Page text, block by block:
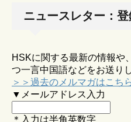
ニュースレター：登
HSKに関する最新の情報や
つ一言中国語などをお送り
＞＞過去のメルマガはこちら
▼メールアドレス入力
＊入力は半角英数字